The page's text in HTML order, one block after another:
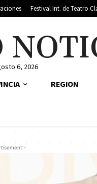
Festival Int. de Teatro
6, 2026
REGION
-